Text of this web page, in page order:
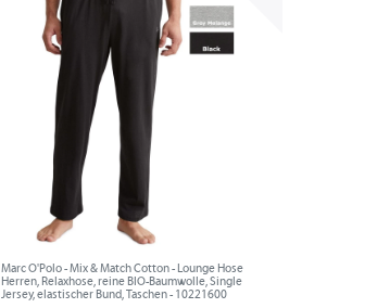
Marc O'Polo - Mix & Match Cotton - Lounge Hose
Herren, Relaxhose, reine BIO-Baumwolle, Single
Jersey, elastischer Bund, Taschen - 10221600